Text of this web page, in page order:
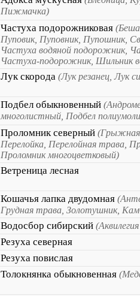
Пижмачка)
Частуха подорожниковая
Пуповик, Пуповник, Пупошник,
Частуха водяной подорожник,
Частуха-подорожник, Шильник
Лук скорода (Лук резанец, Лук
Подбел обыкновенный
многолистный, Подбел
Проломник северный (Грыжная
Перелойка, Перелойная трава,
Проломник многоцветковый)
Ветреница лесная
Кошачья лапка двудомная
Грудная трава, Золотушник,
Водосбор сибирский
Резуха северная
Резуха повислая
Толокнянка обыкновенная